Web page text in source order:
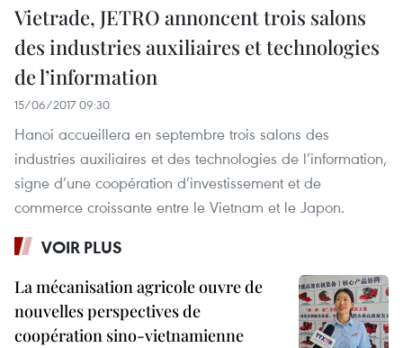
Vietrade, JETRO annoncent trois salons
des industries auxiliaires et technologies
de l’information
15/06/2017 09:30
Hanoi accueillera en septembre trois salons des
industries auxiliaires et des technologies de l’information,
signe d’une coopération d’investissement et de
commerce croissante entre le Vietnam et le Japon.
VOIR PLUS
La mécanisation agricole ouvre de
nouvelles perspectives de
coopération sino-vietnamienne